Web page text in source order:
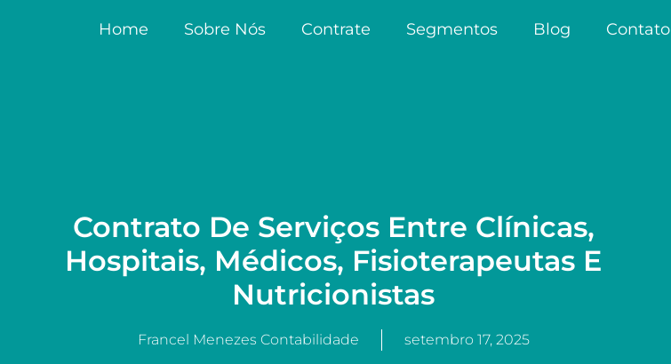
Home Sobre Nós Contrate Segmentos Blog Contato
Contrato De Serviços Entre Clínicas,
Hospitais, Médicos, Fisioterapeutas E
Nutricionistas
Francel Menezes Contabilidade setembro 17, 2025